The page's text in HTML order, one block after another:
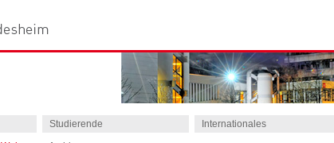
Studierende Internationales